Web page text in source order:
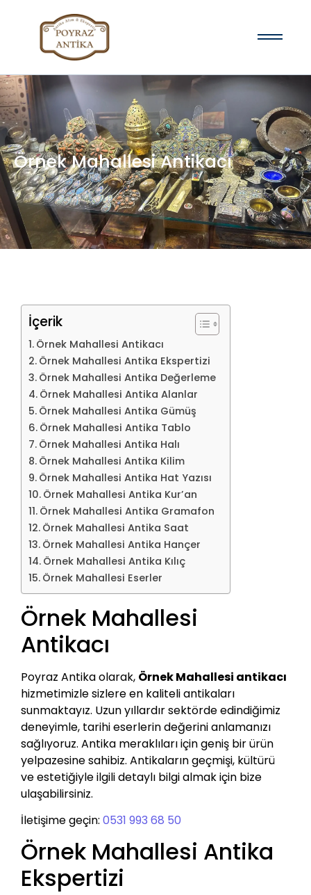
Örnek Mahallesi Antikacı
İçerik
Örnek Mahallesi Antikacı
Örnek Mahallesi Antika Ekspertizi
Örnek Mahallesi Antika Değerleme
Örnek Mahallesi Antika Alanlar
Örnek Mahallesi Antika Gümüş
Örnek Mahallesi Antika Tablo
Örnek Mahallesi Antika Halı
Örnek Mahallesi Antika Kilim
Örnek Mahallesi Antika Hat Yazısı
Örnek Mahallesi Antika Kur’an
Örnek Mahallesi Antika Gramafon
Örnek Mahallesi Antika Saat
Örnek Mahallesi Antika Hançer
Örnek Mahallesi Antika Kılıç
Örnek Mahallesi Eserler
Örnek Mahallesi
Antikacı
Poyraz Antika olarak, Örnek Mahallesi antikacı
hizmetimizle sizlere en kaliteli antikaları
sunmaktayız. Uzun yıllardır sektörde edindiğimiz
deneyimle, tarihi eserlerin değerini anlamanızı
sağlıyoruz. Antika meraklıları için geniş bir ürün
yelpazesine sahibiz. Antikaların geçmişi, kültürü
ve estetiğiyle ilgili detaylı bilgi almak için bize
ulaşabilirsiniz.
İletişime geçin: 0531 993 68 50
Örnek Mahallesi Antika
Ekspertizi